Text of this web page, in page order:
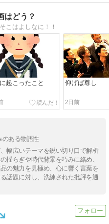
はどう？
こはよしなに！！
起こったこと 仰げば尊し
2日前
のある物語性
幅広いテーマを鋭い切り口で解析
揺らぎや時代背景を巧みに絡め、
の魅力を見極め、心に響く言葉を
話題に対し、洗練された批評を通